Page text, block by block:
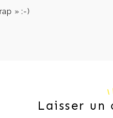
» :-)
Laisser un